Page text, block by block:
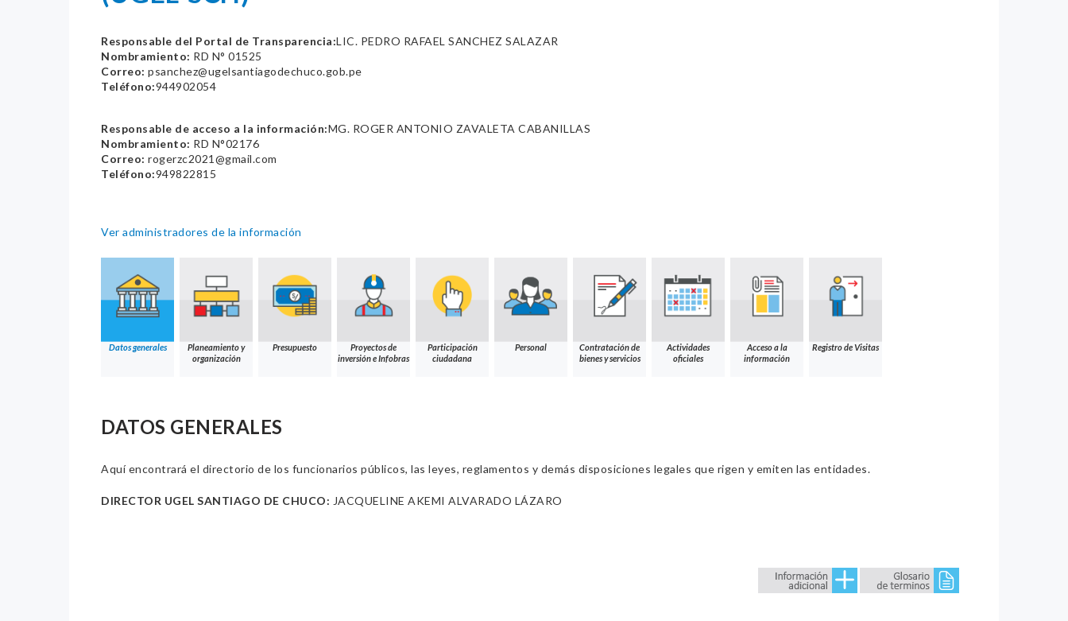
Responsable del Portal de Transparencia:LIC. PEDRO RAFAEL SANCHEZ SALAZAR
Nombramiento: RD N° 01525
Correo: psanchez@ugelsantiagodechuco.gob.pe
Teléfono:944902054
Responsable de acceso a la información:MG. ROGER ANTONIO ZAVALETA CABANILLAS
Nombramiento: RD N°02176
Correo: rogerzc2021@gmail.com
Teléfono:949822815
Ver administradores de la información
Datos generales
Planeamiento y
organización
Presupuesto
Proyectos de
inversión e Infobras
Participación
ciudadana
Personal
Contratación de
bienes y servicios
Actividades
oficiales
Acceso a la
información
Registro de Visitas
DATOS GENERALES
Aquí encontrará el directorio de los funcionarios públicos, las leyes, reglamentos y demás disposiciones legales que rigen y emiten las entidades.
DIRECTOR UGEL SANTIAGO DE CHUCO: JACQUELINE AKEMI ALVARADO LÁZARO